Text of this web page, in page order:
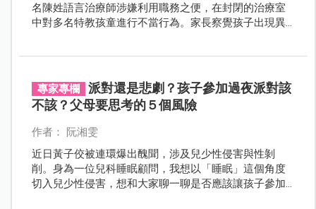
名陳姓語言治療師涉嫌利用職務之便，在封閉的治療室
中對多名特教孩童進行不當行為。家長察覺孩子出現異
專家專欄
派對還是悲劇？孩子參加過夜派對該
不該？父母要思考的５個風險
作者： 阮湘雯
近日黃子佼被連環爆出醜聞，涉及兒少性侵害與性剝
削。身為一位兒科睡眠顧問，我想以「睡眠」這個角度
切入兒少性侵害，想和大家聊一聊是否應該讓孩子參加